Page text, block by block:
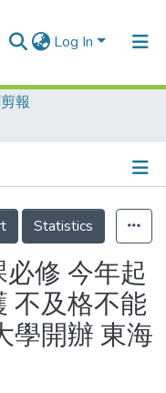
Log In
報
Statistics
修 今年起
不及格不能
學開辦 東海